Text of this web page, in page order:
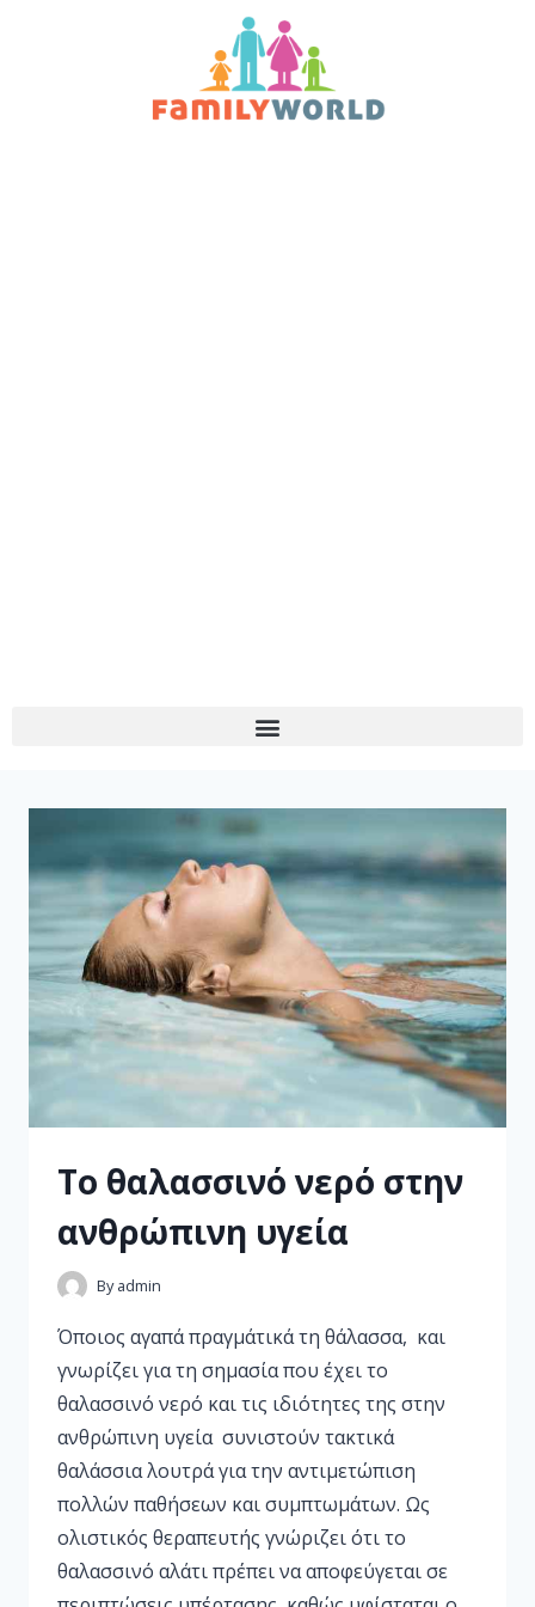
Το θαλασσινό νερό στην
ανθρώπινη υγεία
By admin
Όποιος αγαπά πραγμάτικά τη θάλασσα, και
γνωρίζει για τη σημασία που έχει το
θαλασσινό νερό και τις ιδιότητες της στην
ανθρώπινη υγεία συνιστούν τακτικά
θαλάσσια λουτρά για την αντιμετώπιση
πολλών παθήσεων και συμπτωμάτων. Ως
ολιστικός θεραπευτής γνώριζει ότι το
θαλασσινό αλάτι πρέπει να αποφεύγεται σε